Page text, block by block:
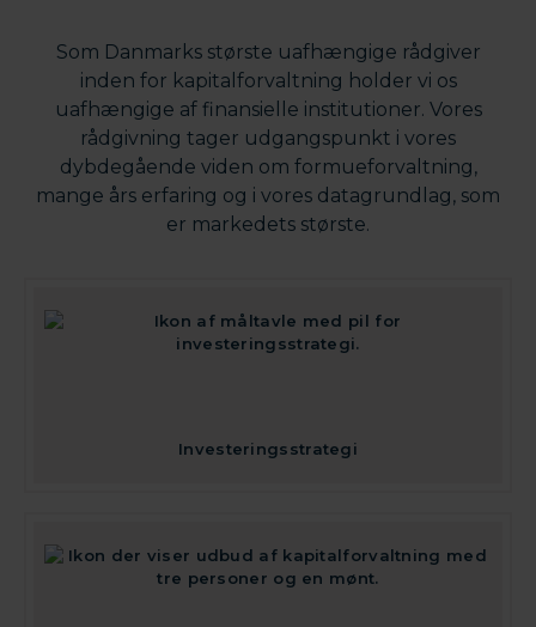
Som Danmarks største uafhængige rådgiver
inden for kapitalforvaltning holder vi os
uafhængige af finansielle institutioner. Vores
rådgivning tager udgangspunkt i vores
dybdegående viden om formueforvaltning,
mange års erfaring og i vores datagrundlag, som
er markedets største.
Investeringsstrategi